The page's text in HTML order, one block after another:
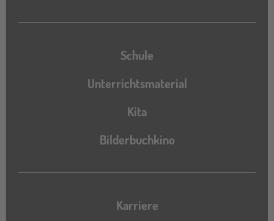
Schule
Unterrichtsmaterial
Kita
Bilderbuchkino
Karriere